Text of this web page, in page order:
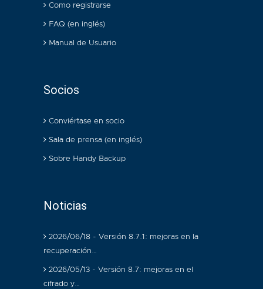
Como registrarse
FAQ (en inglés)
Manual de Usuario
Socios
Conviértase en socio
Sala de prensa (en inglés)
Sobre Handy Backup
Noticias
2026/06/18 - Versión 8.7.1: mejoras en la
recuperación…
2026/05/13 - Versión 8.7: mejoras en el
cifrado y…